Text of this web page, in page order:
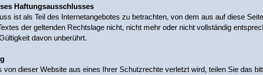
Haftungsausschlusses
ist als Teil des Internetangebotes zu betrachten, von dem aus auf diese
der geltenden Rechtslage nicht, nicht mehr oder nicht vollständig
davon unberührt.
von dieser Website aus eines Ihrer Schutzrechte verletzt wird, teilen Sie das